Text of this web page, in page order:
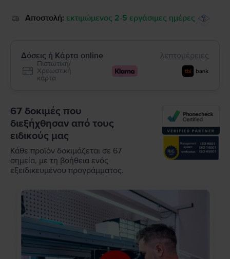
Αποστολή: εκτιμώμενος 2-5 εργάσιμες ημέρες
Δόσεις ή Κάρτα online λεπτομέρειες
Πιστωτική/
Χρεωστική
κάρτα
67 δοκιμές που
διεξήχθησαν από τους
ειδικούς μας
Κάθε προϊόν δοκιμάζεται σε 67
σημεία, με τη βοήθεια ενός
εξειδικευμένου προγράμματος.